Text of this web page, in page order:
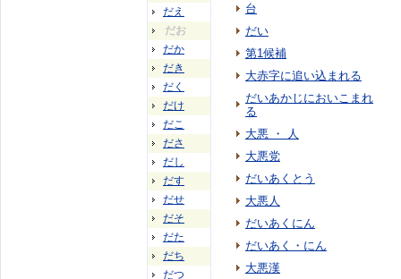
だえ
だお
だか
だき
だく
だけ
だこ
ださ
だし
だす
だせ
だそ
だた
だち
だつ
台
だい
第1候補
大赤字に追い込まれる
だいあかじにおいこまれ
る
大悪 ・ 人
大悪党
だいあくとう
大悪人
だいあくにん
だいあく・にん
大悪漢